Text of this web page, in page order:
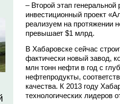
– Второй этап
инвестиционный проект
реализуем на протяжении
превышает $1 млрд.
В Хабаровске сейчас
фактически новый завод,
млн тонн нефти в год с
нефтепродукты,
качества. К 2013 году
технологических лидеров